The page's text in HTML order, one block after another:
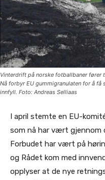
Vinterdrift på norske fotballbaner fører
Nå forbyr EU gummigranulaten for å få
innfyll. Foto: Andreas Selliaas
I april stemte en EU-
som nå har vært gjennom
Forbudet har vært på
og Rådet kom med
opplyser at de nye